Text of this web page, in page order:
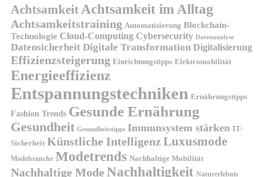
Achtsamkeit Achtsamkeit im Alltag
Achtsamkeitstraining Automatisierung Blockchain-
Technologie Cloud-Computing Cybersecurity Datenanalyse
Datensicherheit Digitale Transformation Digitalisierung
Effizienzsteigerung Einrichtungstipps Elektromobilität
Energieeffizienz
Entspannungstechniken Ernährungstipps
Fashion Trends Gesunde Ernährung
Gesundheit Gesundheitstipps Immunsystem stärken IT-
Sicherheit Künstliche IntelligenzLuxusmode
Modebranche Modetrends Nachhaltige Mobilität
Nachhaltige ModeNachhaltigkeit Naturerlebnis